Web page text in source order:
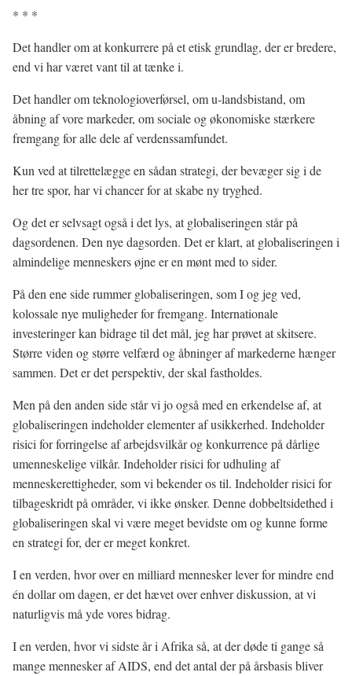
* * *
Det handler om at konkurrere på et etisk grundlag, der er bredere,
end vi har været vant til at tænke i.
Det handler om teknologioverførsel, om u-landsbistand, om
åbning af vore markeder, om sociale og økonomiske stærkere
fremgang for alle dele af verdenssamfundet.
Kun ved at tilrettelægge en sådan strategi, der bevæger sig i de
her tre spor, har vi chancer for at skabe ny tryghed.
Og det er selvsagt også i det lys, at globaliseringen står på
dagsordenen. Den nye dagsorden. Det er klart, at globaliseringen i
almindelige menneskers øjne er en mønt med to sider.
På den ene side rummer globaliseringen, som I og jeg ved,
kolossale nye muligheder for fremgang. Internationale
investeringer kan bidrage til det mål, jeg har prøvet at skitsere.
Større viden og større velfærd og åbninger af markederne hænger
sammen. Det er det perspektiv, der skal fastholdes.
Men på den anden side står vi jo også med en erkendelse af, at
globaliseringen indeholder elementer af usikkerhed. Indeholder
risici for forringelse af arbejdsvilkår og konkurrence på dårlige
umenneskelige vilkår. Indeholder risici for udhuling af
menneskerettigheder, som vi bekender os til. Indeholder risici for
tilbageskridt på områder, vi ikke ønsker. Denne dobbeltsidethed i
globaliseringen skal vi være meget bevidste om og kunne forme
en strategi for, der er meget konkret.
I en verden, hvor over en milliard mennesker lever for mindre end
én dollar om dagen, er det hævet over enhver diskussion, at vi
naturligvis må yde vores bidrag.
I en verden, hvor vi sidste år i Afrika så, at der døde ti gange så
mange mennesker af AIDS, end det antal der på årsbasis bliver